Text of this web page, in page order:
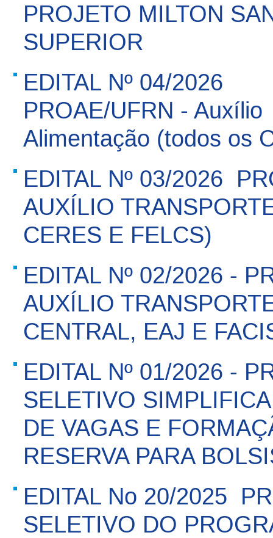
PROJETO MILTON
SUPERIOR
EDITAL Nº 04/2026 
PROAE/UFRN - Auxílio
Alimentação (todos os
EDITAL Nº 03/2026 
AUXÍLIO
CERES E FELCS)
EDITAL Nº 02/2026 -
AUXÍLIO
CENTRAL, EAJ E
EDITAL Nº 01/2026 -
SELETIVO
DE VAGAS E
RESERVA PARA
EDITAL No 20/2025 
SELETIVO DO